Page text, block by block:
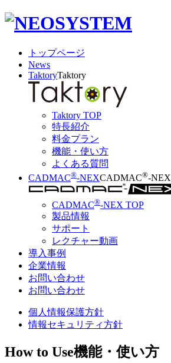
トップページ
News
TaktoryTaktory
Taktory TOP
特長紹介
料金プラン
機能・使い方
よくある質問
CADMAC®-NEXCADMAC®-NEX
CADMAC®-NEX TOP
製品情報
サポート
レクチャー動画
導入事例
企業情報
お問い合わせ
お問い合わせ
個人情報保護方針
情報セキュリティ方針
How to Use機能・使い方